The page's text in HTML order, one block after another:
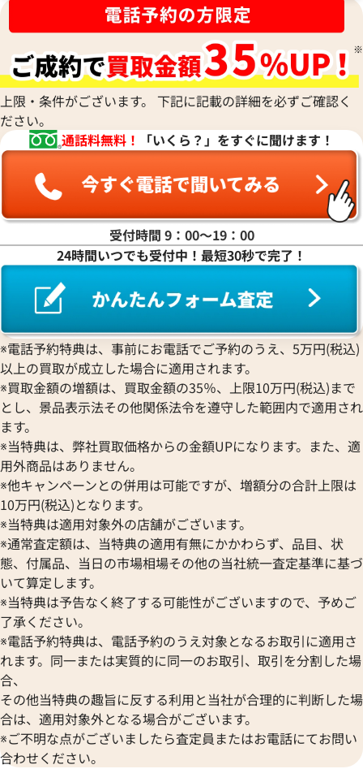
ハ行
マ行
ヤ行
ワ行
上限・条件がございます。 下記に記載の詳細を必ずご確認く
ださい。
通話料無料！
「いくら？」をすぐに聞けます！
受付時間 9：00〜19：00
24時間いつでも受付中！最短30秒で完了！
※電話予約特典は、事前にお電話でご予約のうえ、5万円(税込)
以上の買取が成立した場合に適用されます。
※買取金額の増額は、買取金額の35％、上限10万円(税込)まで
とし、景品表示法その他関係法令を遵守した範囲内で適用され
ます。
※当特典は、弊社買取価格からの金額UPになります。また、適
用外商品はありません。
※他キャンペーンとの併用は可能ですが、増額分の合計上限は
10万円(税込)となります。
※当特典は適用対象外の店舗がございます。
※通常査定額は、当特典の適用有無にかかわらず、品目、状
態、付属品、当日の市場相場その他の当社統一査定基準に基づ
いて算定します。
※当特典は予告なく終了する可能性がございますので、予めご
了承ください。
※電話予約特典は、電話予約のうえ対象となるお取引に適用さ
れます。同一または実質的に同一のお取引、取引を分割した場
合、
その他当特典の趣旨に反する利用と当社が合理的に判断した場
合は、適用対象外となる場合がございます。
※ご不明な点がございましたら査定員またはお電話にてお問い
合わせください。